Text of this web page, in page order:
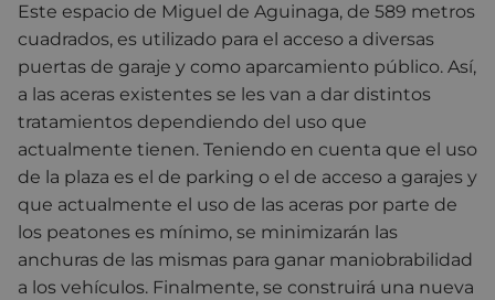
Este espacio de Miguel de Aguinaga, de 589 metros
cuadrados, es utilizado para el acceso a diversas
puertas de garaje y como aparcamiento público. Así,
a las aceras existentes se les van a dar distintos
tratamientos dependiendo del uso que
actualmente tienen. Teniendo en cuenta que el uso
de la plaza es el de parking o el de acceso a garajes y
que actualmente el uso de las aceras por parte de
los peatones es mínimo, se minimizarán las
anchuras de las mismas para ganar maniobrabilidad
a los vehículos. Finalmente, se construirá una nueva